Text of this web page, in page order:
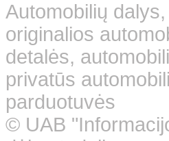
Automobilių
originalios
detalės,
privatūs
parduotuvės
© UAB